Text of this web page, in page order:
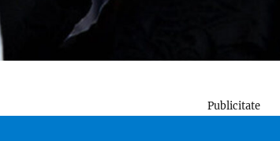
Publicitate